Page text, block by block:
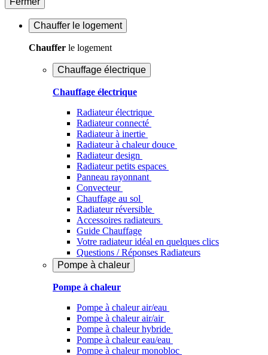
Chauffer le logement
Chauffer le logement
Chauffage électrique
Chauffage électrique
Radiateur électrique
Radiateur connecté
Radiateur à inertie
Radiateur à chaleur douce
Radiateur design
Radiateur petits espaces
Panneau rayonnant
Convecteur
Chauffage au sol
Radiateur réversible
Accessoires radiateurs
Guide Chauffage
Votre radiateur idéal en quelques clics
Questions / Réponses Radiateurs
Pompe à chaleur
Pompe à chaleur
Pompe à chaleur air/eau
Pompe à chaleur air/air
Pompe à chaleur hybride
Pompe à chaleur​ eau/eau
Pompe à chaleur monobloc